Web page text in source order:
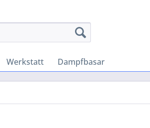
Werkstatt Dampfbasar